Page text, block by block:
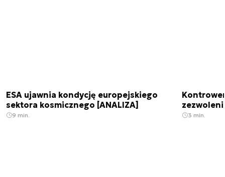
ESA ujawnia kondycję europejskiego
sektora kosmicznego [ANALIZA]
9 min. 3 min.